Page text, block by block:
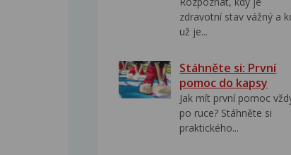
zdravotní stav vážný a
už je...
Stáhněte si: První
pomoc do kapsy
Jak mít první pomoc
po ruce? Stáhněte si
praktického...